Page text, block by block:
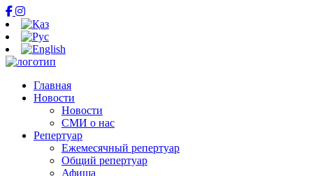
Главная
Новости
Новости
СМИ о нас
Репертуар
Ежемесячный репертуар
Общий репертуар
Афиша